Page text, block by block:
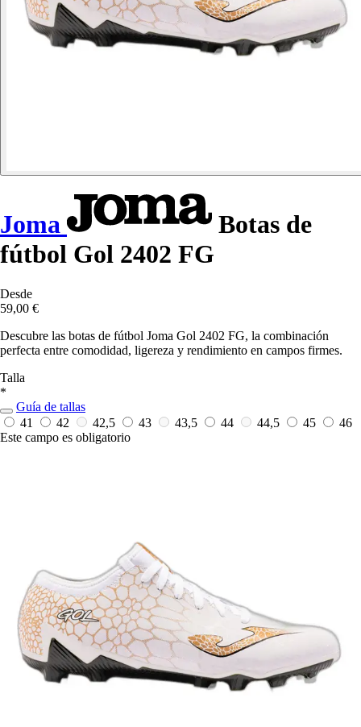
Joma
Botas de
fútbol Gol 2402 FG
Desde
59,00 €
Descubre las botas de fútbol Joma Gol 2402 FG, la combinación
perfecta entre comodidad, ligereza y rendimiento en campos firmes.
Talla
*
Guía de tallas
41
42 42,5 43 43,5 44 44,5 45
46
Este campo es obligatorio